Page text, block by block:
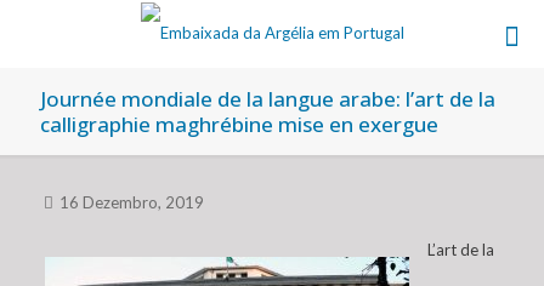
Journée mondiale de la langue arabe: l’art de la
calligraphie maghrébine mise en exergue
16 Dezembro, 2019
L’art de la